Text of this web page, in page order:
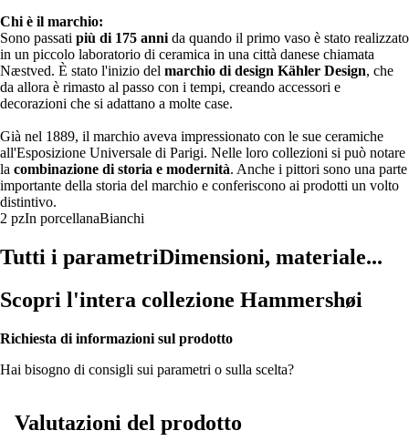
Chi è il marchio:
Sono passati più di 175 anni da quando il primo vaso è stato realizzato
in un piccolo laboratorio di ceramica in una città danese chiamata
Næstved. È stato l'inizio del marchio di design Kähler Design, che
da allora è rimasto al passo con i tempi, creando accessori e
decorazioni che si adattano a molte case.
Già nel 1889, il marchio aveva impressionato con le sue ceramiche
all'Esposizione Universale di Parigi. Nelle loro collezioni si può notare
la combinazione di storia e modernità. Anche i pittori sono una parte
importante della storia del marchio e conferiscono ai prodotti un volto
distintivo.
2 pzIn porcellanaBianchi
Tutti i parametriDimensioni, materiale...
Scopri l'intera collezione Hammershøi
Richiesta di informazioni sul prodotto
Hai bisogno di consigli sui parametri o sulla scelta?
Valutazioni del prodotto